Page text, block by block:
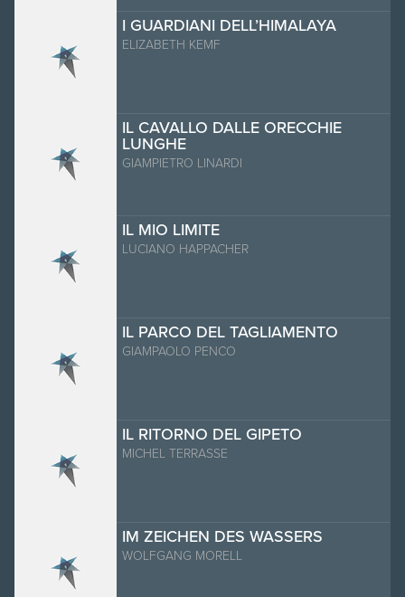
I GUARDIANI DELL’HIMALAYA
ELIZABETH KEMF
IL CAVALLO DALLE ORECCHIE
LUNGHE
GIAMPIETRO LINARDI
IL MIO LIMITE
LUCIANO HAPPACHER
IL PARCO DEL TAGLIAMENTO
GIAMPAOLO PENCO
IL RITORNO DEL GIPETO
MICHEL TERRASSE
IM ZEICHEN DES WASSERS
WOLFGANG MORELL